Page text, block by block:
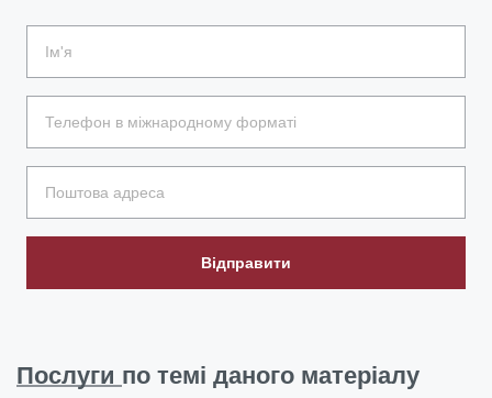
Відправити
Послуги по темі даного матеріалу